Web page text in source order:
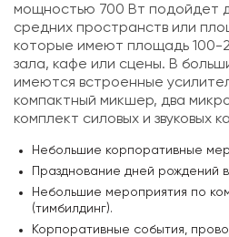
мощностью 700 Вт подойдет
средних пространств или
которые имеют площадь 100-
зала, кафе или сцены. В
имеются встроенные
компактный микшер, два
комплект силовых и звуковых
Небольшие корпоративные
Празднование дней рождений в
Небольшие мероприятия по
(тимбилдинг).
Корпоративные события,